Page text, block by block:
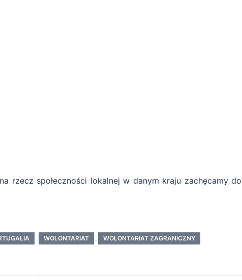
rzecz społeczności lokalnej w danym kraju zachęcamy do
WOLONTARIAT WOLONTARIAT ZAGRANICZNY